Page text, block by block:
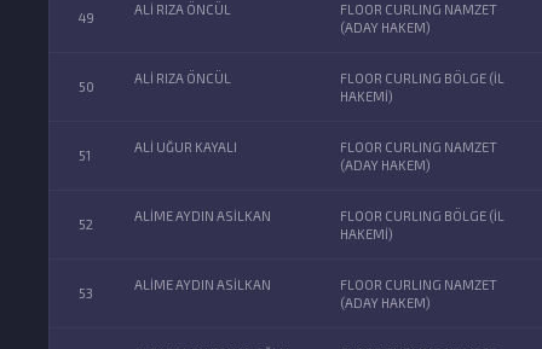
49
ALİ RIZA ÖNCÜL
FLOOR CURLING NAMZET
(ADAY HAKEM)
50
ALİ RIZA ÖNCÜL
FLOOR CURLING BÖLGE (İL
HAKEMİ)
51
ALİ UĞUR KAYALI
FLOOR CURLING NAMZET
(ADAY HAKEM)
52
ALİME AYDIN ASİLKAN
FLOOR CURLING BÖLGE (İL
HAKEMİ)
53
ALİME AYDIN ASİLKAN
FLOOR CURLING NAMZET
(ADAY HAKEM)